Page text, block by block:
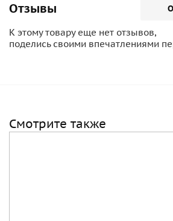
Отзывы
К этому товару еще нет отзывов,
поделись своими впечатлениями
Смотрите также